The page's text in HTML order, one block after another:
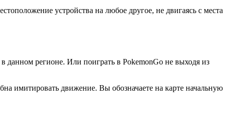
устройства на любое другое, не двигаясь с места
данном регионе. Или поиграть в PokemonGo не выходя из
имитировать движение. Вы обозначаете на карте начальную